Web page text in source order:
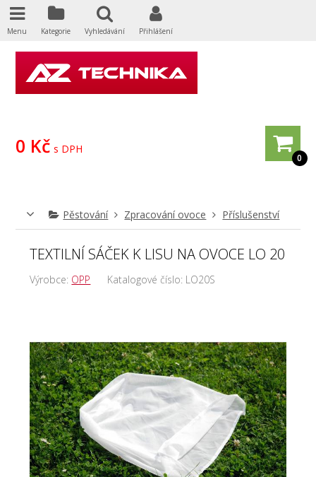
0
0 Kč s DPH
Pěstování Zpracování ovoce Příslušenství
TEXTILNÍ SÁČEK K LISU NA OVOCE LO 20
Výrobce: OPP Katalogové číslo: LO20S
Menu Kategorie Vyhledávání Přihlášení